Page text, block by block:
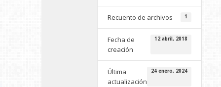
Recuento de archivos 1
Fecha de
creación
12 abril, 2018
Última
actualización
24 enero, 2024